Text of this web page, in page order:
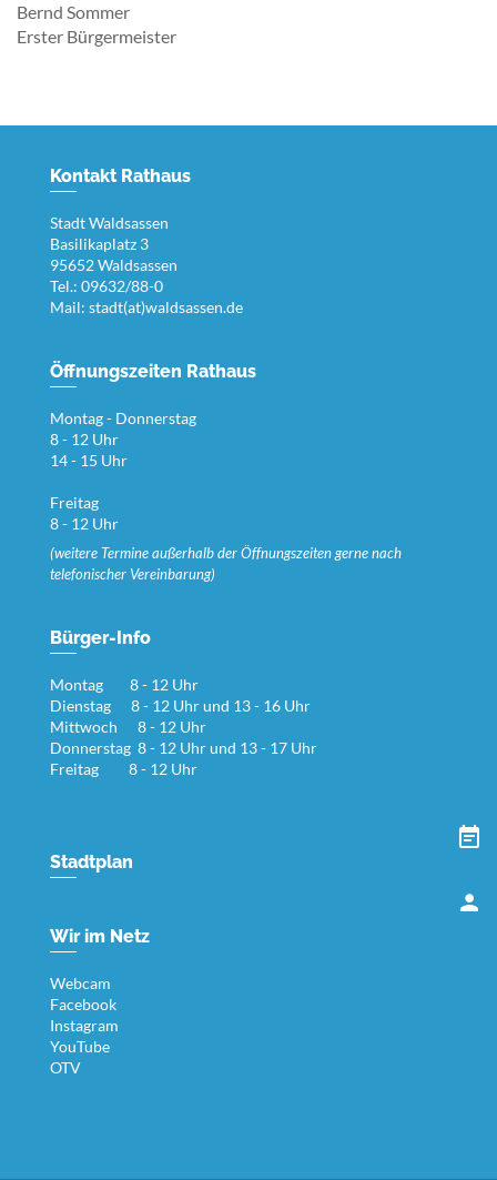
Bernd Sommer
Erster Bürgermeister
Kontakt Rathaus
Stadt Waldsassen
Basilikaplatz 3
95652 Waldsassen
Tel.: 09632/88-0
Mail: stadt(at)waldsassen.de
Öffnungszeiten Rathaus
Montag - Donnerstag
8 - 12 Uhr
14 - 15 Uhr
Freitag
8 - 12 Uhr
(weitere Termine außerhalb der Öffnungszeiten gerne nach
telefonischer Vereinbarung)
Bürger-Info
Montag 8 - 12 Uhr
Dienstag 8 - 12 Uhr und 13 - 16 Uhr
Mittwoch 8 - 12 Uhr
Donnerstag 8 - 12 Uhr und 13 - 17 Uhr
Freitag 8 - 12 Uhr
Stadtplan
Wir im Netz
Webcam
Facebook
Instagram
YouTube
OTV